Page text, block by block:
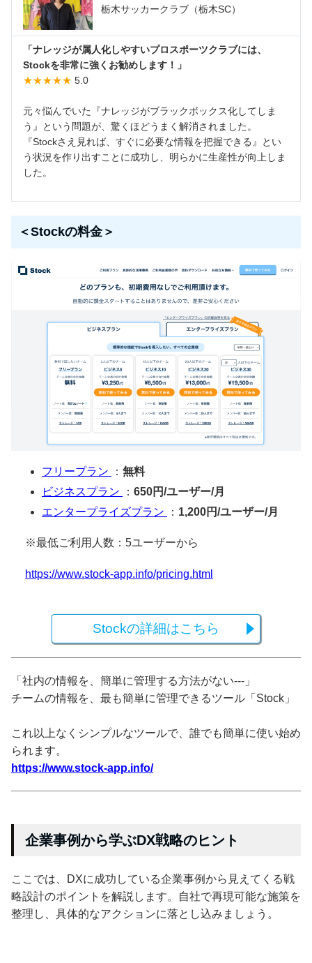
栃木サッカークラブ（栃木SC）
「ナレッジが属人化しやすいプロスポーツクラブには、
Stockを非常に強くお勧めします！」
★★★★★ 5.0
元々悩んでいた『ナレッジがブラックボックス化してしま
う』という問題が、驚くほどうまく解消されました。
『Stockさえ見れば、すぐに必要な情報を把握できる』とい
う状況を作り出すことに成功し、明らかに生産性が向上しま
した。
＜Stockの料金＞
フリープラン ： 無料
ビジネスプラン
： 650円/ユーザー/月
エンタープライズプラン
： 1,200円/ユーザー/月
※最低ご利用人数：5ユーザーから
https://www.stock-app.info/pricing.html
Stockの詳細はこちら
「社内の情報を、簡単に管理する方法がない---」
チームの情報を、最も簡単に管理できるツール「Stock」
これ以上なくシンプルなツールで、誰でも簡単に使い始め
られます。
https://www.stock-app.info/
企業事例から学ぶDX戦略のヒント
ここでは、DXに成功している企業事例から見えてくる戦
略設計のポイントを解説します。自社で再現可能な施策を
整理し、具体的なアクションに落とし込みましょう。